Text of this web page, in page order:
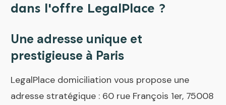
dans l'offre LegalPlace ?
Une adresse unique et
prestigieuse à Paris
LegalPlace domiciliation vous propose une
adresse stratégique : 60 rue François 1er, 75008